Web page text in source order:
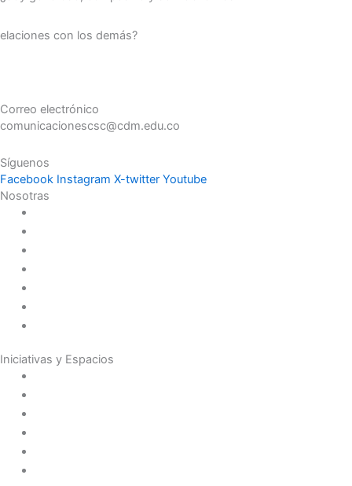
elaciones con los demás?
Correo electrónico
comunicacionescsc@cdm.edu.co
Síguenos
Facebook Instagram X-twitter Youtube
Nosotras
Iniciativas y Espacios